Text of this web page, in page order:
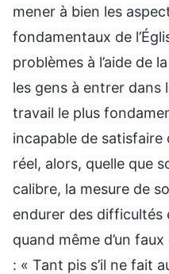
mener à bien les
fondamentaux de
problèmes à l’aide de
les gens à entrer dans
travail le plus
incapable de satisfaire
réel, alors, quelle que
calibre, la mesure de
endurer des difficultés
quand même d’un
: « Tant pis s’il ne fait